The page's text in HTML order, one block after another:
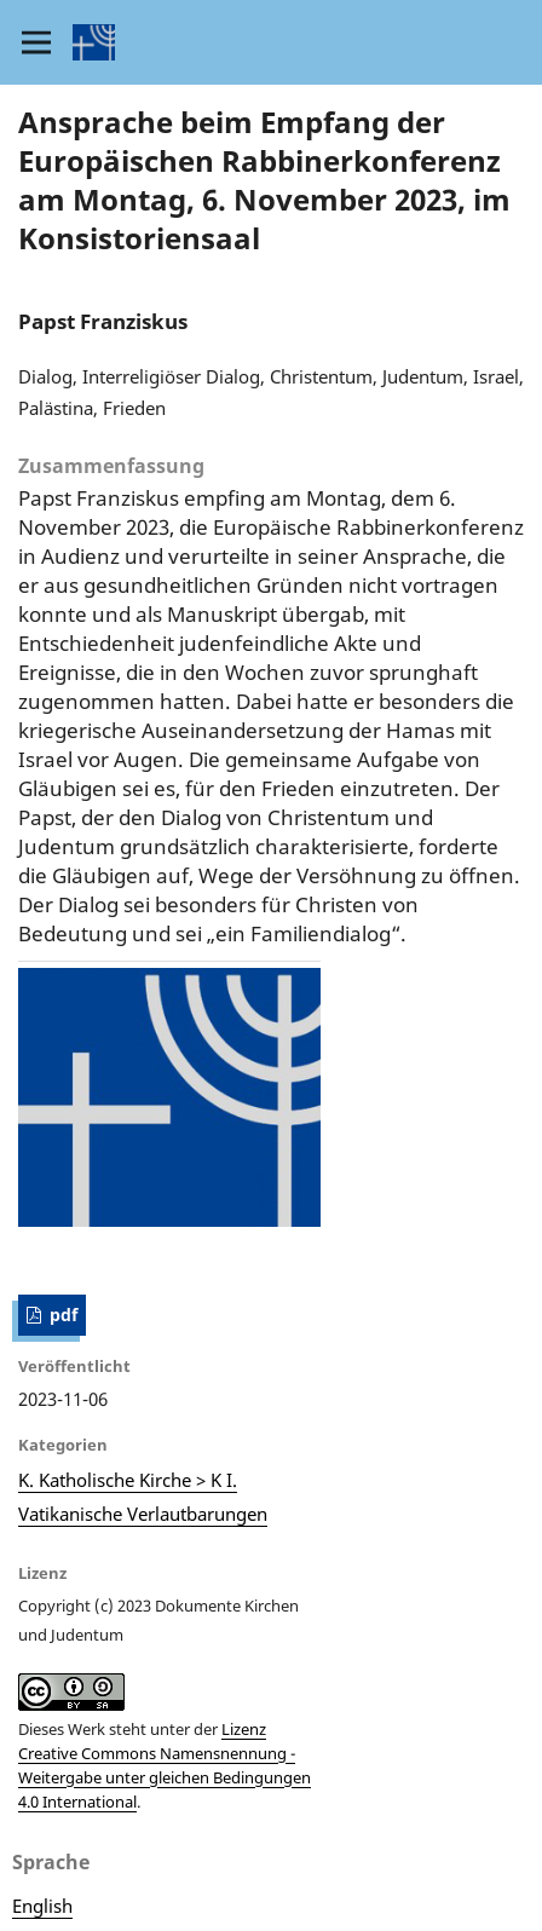
Ansprache beim Empfang der
Europäischen Rabbinerkonferenz
am Montag, 6. November 2023, im
Konsistoriensaal
Papst Franziskus
Dialog, Interreligiöser Dialog, Christentum, Judentum, Israel,
Palästina, Frieden
Zusammenfassung
Papst Franziskus empfing am Montag, dem 6.
November 2023, die Europäische Rabbinerkonferenz
in Audienz und verurteilte in seiner Ansprache, die
er aus gesundheitlichen Gründen nicht vortragen
konnte und als Manuskript übergab, mit
Entschiedenheit judenfeindliche Akte und
Ereignisse, die in den Wochen zuvor sprunghaft
zugenommen hatten. Dabei hatte er besonders die
kriegerische Auseinandersetzung der Hamas mit
Israel vor Augen. Die gemeinsame Aufgabe von
Gläubigen sei es, für den Frieden einzutreten. Der
Papst, der den Dialog von Christentum und
Judentum grundsätzlich charakterisierte, forderte
die Gläubigen auf, Wege der Versöhnung zu öffnen.
Der Dialog sei besonders für Christen von
Bedeutung und sei „ein Familiendialog“.
pdf
Veröffentlicht
2023-11-06
Kategorien
K. Katholische Kirche > K I.
Vatikanische Verlautbarungen
Lizenz
Copyright (c) 2023 Dokumente Kirchen
und Judentum
Dieses Werk steht unter der Lizenz
Creative Commons Namensnennung -
Weitergabe unter gleichen Bedingungen
4.0 International.
Sprache
English